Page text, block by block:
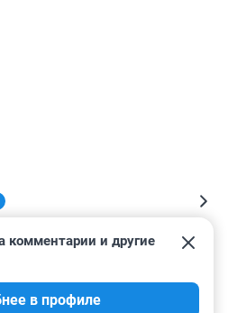
рецепт . С
громов,,😂😂😂
комментарии и другие
в профиле